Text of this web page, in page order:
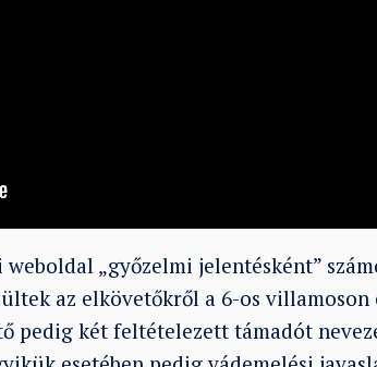
„győzelmi jelentésként”
az elkövetőkről a 6-os villamoson
pedig két feltételezett támadót